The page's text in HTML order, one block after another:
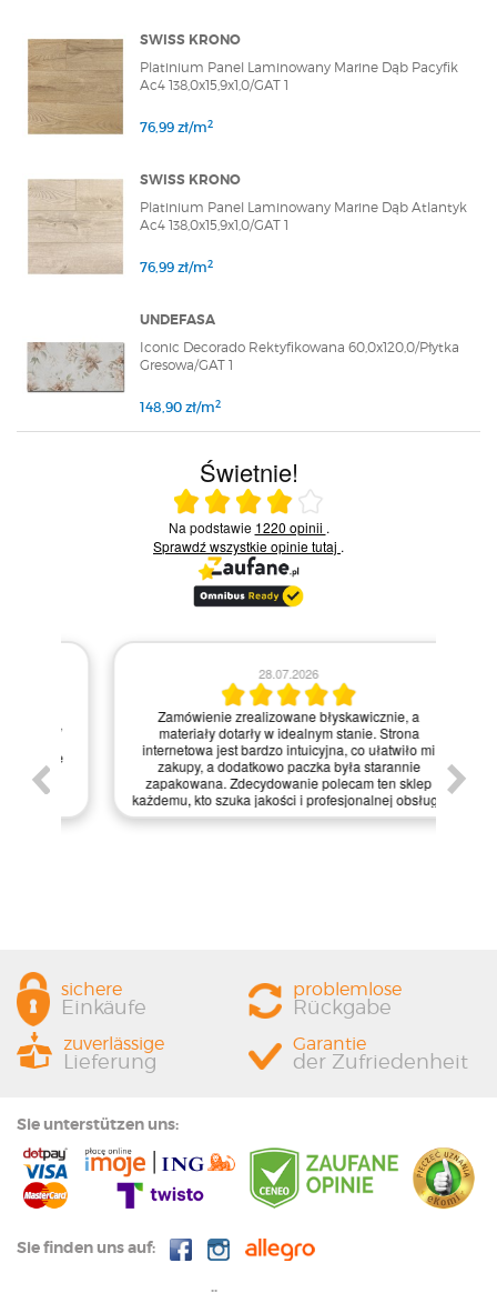
SWISS KRONO
Platinium Panel Laminowany Marine Dąb Pacyfik
Ac4 138,0x15,9x1,0/GAT 1
76,99 zł/m2
SWISS KRONO
Platinium Panel Laminowany Marine Dąb Atlantyk
Ac4 138,0x15,9x1,0/GAT 1
76,99 zł/m2
UNDEFASA
Iconic Decorado Rektyfikowana 60,0x120,0/Płytka
Gresowa/GAT 1
148,90 zł/m2
Świetnie!
Ocena średnia 4 na 5
Na podstawie 1220 opinii .
Sprawdź wszystkie opinietutaj .
28.07.2026
Zamówienie zrealizowane błyskawicznie, a
materiały dotarły w idealnym stanie. Strona
internetowa jest bardzo intuicyjna, co ułatwiło mi
zakupy, a dodatkowo paczka była starannie
zapakowana. Zdecydowanie polecam ten sklep
każdemu, kto szuka jakości i profesjonalnej obsługi!
sichere
Einkäufe
problemlose
Rückgabe
zuverlässige
Lieferung
Garantie
der Zufriedenheit
Sie unterstützen uns:
Sie finden uns auf: